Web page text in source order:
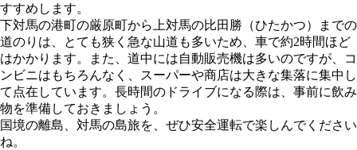
すすめします。
下対馬の港町の厳原町から上対馬の比田勝（ひたかつ）までの
道のりは、とても狭く急な山道も多いため、車で約2時間ほど
はかかります。また、道中には自動販売機は多いのですが、コ
ンビニはもちろんなく、スーパーや商店は大きな集落に集中し
て点在しています。長時間のドライブになる際は、事前に飲み
物を準備しておきましょう。
国境の離島、対馬の島旅を、ぜひ安全運転で楽しんでください
ね。